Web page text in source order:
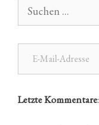
nach:
E-Mail-Adresse
Letzte Kommentare: